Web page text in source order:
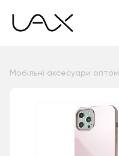
Мобільні аксесуари оптом